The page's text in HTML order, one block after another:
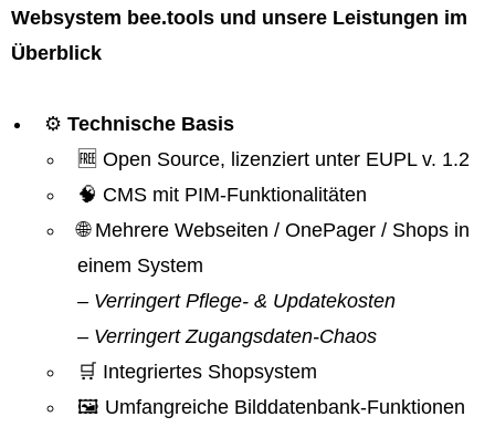
Websystem bee.tools und unsere Leistungen im
Überblick
⚙️ Technische Basis
🆓 Open Source, lizenziert unter EUPL v. 1.2
🧠 CMS mit PIM-Funktionalitäten
🌐 Mehrere Webseiten / OnePager / Shops in
einem System
– Verringert Pflege- & Updatekosten
– Verringert Zugangsdaten-Chaos
🛒 Integriertes Shopsystem
🖼️ Umfangreiche Bilddatenbank-Funktionen